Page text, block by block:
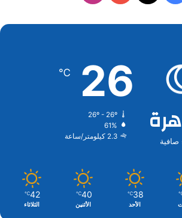
26
℃
26º - 26º
61%
2.3 كيلومتر/ساعة
38
℃
الأحد
40
℃
الأثنين
42
℃
الثلاثاء